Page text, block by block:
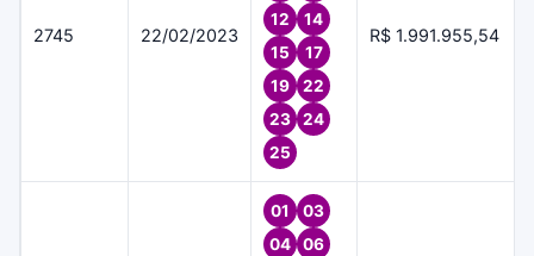
2745 22/02/2023
12
14
15
17
19
22
23
24
25
R$ 1.991.955,54
01
03
04
06